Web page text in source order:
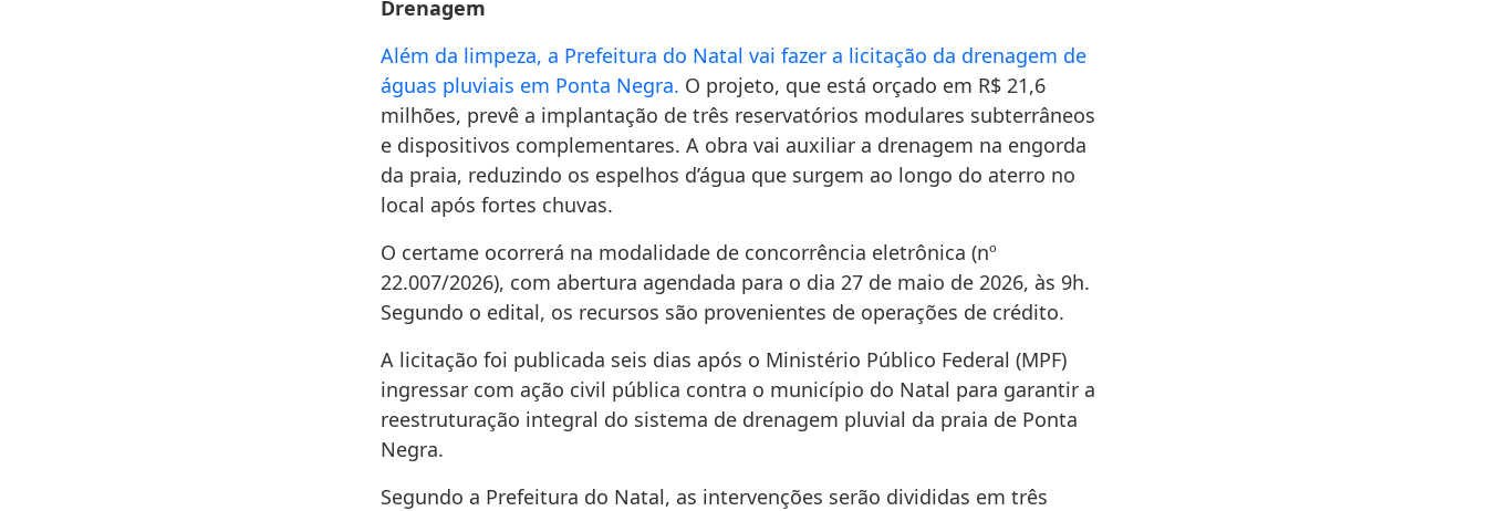
Drenagem
Além da limpeza, a Prefeitura do Natal vai fazer a licitação da drenagem de
águas pluviais em Ponta Negra. O projeto, que está orçado em R$ 21,6
milhões, prevê a implantação de três reservatórios modulares subterrâneos
e dispositivos complementares. A obra vai auxiliar a drenagem na engorda
da praia, reduzindo os espelhos d’água que surgem ao longo do aterro no
local após fortes chuvas.
O certame ocorrerá na modalidade de concorrência eletrônica (nº
22.007/2026), com abertura agendada para o dia 27 de maio de 2026, às 9h.
Segundo o edital, os recursos são provenientes de operações de crédito.
A licitação foi publicada seis dias após o Ministério Público Federal (MPF)
ingressar com ação civil pública contra o município do Natal para garantir a
reestruturação integral do sistema de drenagem pluvial da praia de Ponta
Negra.
Segundo a Prefeitura do Natal, as intervenções serão divididas em três